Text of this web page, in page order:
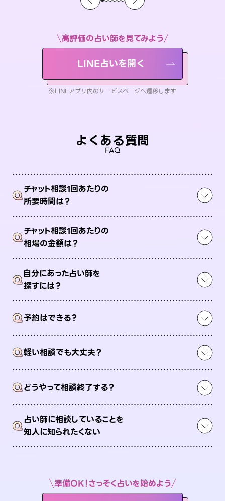
高評価の占い師を見てみよう
LINE占いを開く
※LINEアプリ内のサービスページへ遷移します
よくある質問
FAQ
Qチャット相談1回あたりの
所要時間は？
Qチャット相談1回あたりの
相場の金額は？
Q自分にあった占い師を
探すには？
Q予約はできる？
Q軽い相談でも大丈夫？
Qどうやって相談終了する？
Q占い師に相談していることを
知人に知られたくない
準備OK！さっそく占いを始めよう